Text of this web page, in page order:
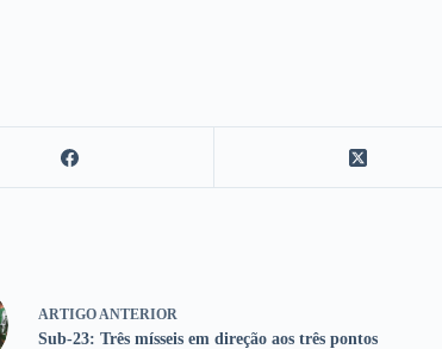
ARTIGO ANTERIOR
Sub-23: Três mísseis em direção aos três pontos